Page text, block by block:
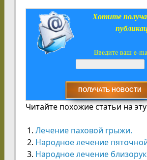
Хотите
Введите ваш e-
Читайте похожие статьи на
Лечение паховой грыжи.
Народное лечение
Народное лечение